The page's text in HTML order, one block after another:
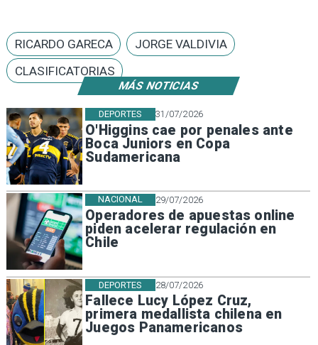
MÁS NOTICIAS
31/07/2026
O'Higgins cae por penales ante
Boca Juniors en Copa
Sudamericana
DEPORTES
29/07/2026
Operadores de apuestas online
piden acelerar regulación en
Chile
NACIONAL
28/07/2026
Fallece Lucy López Cruz,
primera medallista chilena en
Juegos Panamericanos
DEPORTES
RICARDO GARECA
JORGE VALDIVIA
CLASIFICATORIAS